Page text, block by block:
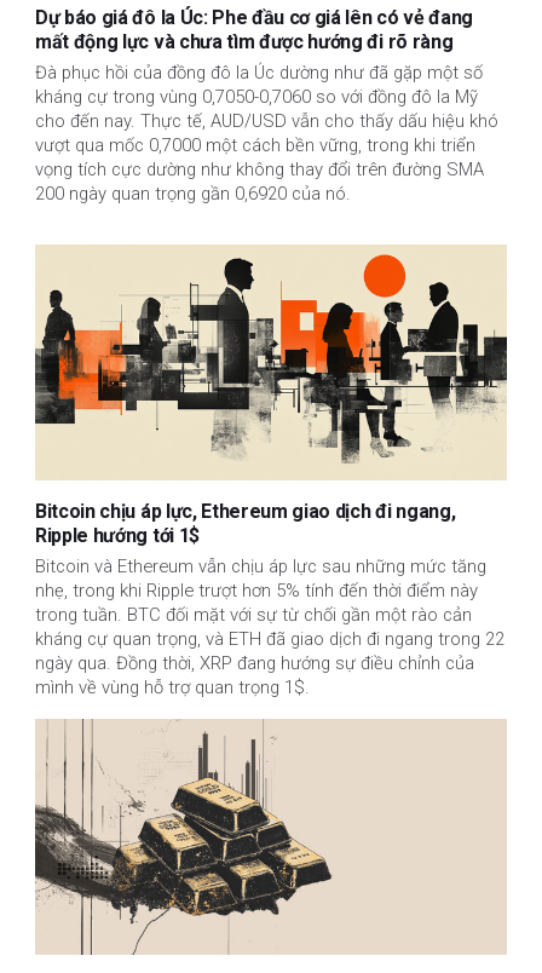
Dự báo giá đô la Úc: Phe đầu cơ giá lên có vẻ đang
mất động lực và chưa tìm được hướng đi rõ ràng
Đà phục hồi của đồng đô la Úc dường như đã gặp một số
kháng cự trong vùng 0,7050-0,7060 so với đồng đô la Mỹ
cho đến nay. Thực tế, AUD/USD vẫn cho thấy dấu hiệu khó
vượt qua mốc 0,7000 một cách bền vững, trong khi triển
vọng tích cực dường như không thay đổi trên đường SMA
200 ngày quan trọng gần 0,6920 của nó.
Bitcoin chịu áp lực, Ethereum giao dịch đi ngang,
Ripple hướng tới 1$
Bitcoin và Ethereum vẫn chịu áp lực sau những mức tăng
nhẹ, trong khi Ripple trượt hơn 5% tính đến thời điểm này
trong tuần. BTC đối mặt với sự từ chối gần một rào cản
kháng cự quan trọng, và ETH đã giao dịch đi ngang trong 22
ngày qua. Đồng thời, XRP đang hướng sự điều chỉnh của
mình về vùng hỗ trợ quan trọng 1$.